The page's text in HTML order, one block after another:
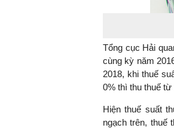
Tổng cục Hải
cùng kỳ năm
2018, khi thuế
0% thì thu thuế
Hiện thuế suất
ngạch trên, thuế